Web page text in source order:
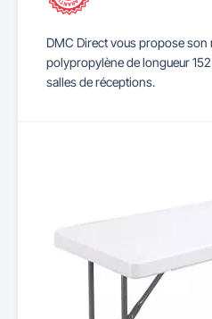
DMC Direct vous propose son
polypropylène de longueur
salles de réceptions.